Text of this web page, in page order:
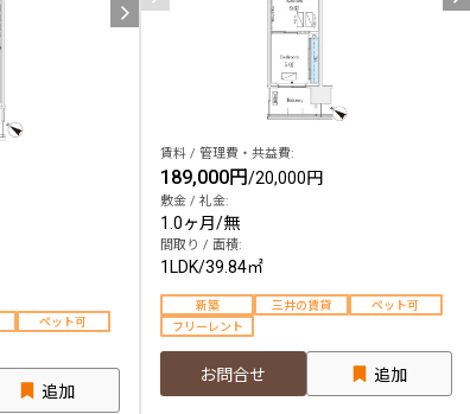
ペット可
追加
賃料 / 管理費・共益費:
189,000円/20,000円
敷金 / 礼金:
1.0ヶ月/無
間取り / 面積:
1LDK/39.84㎡
新築 三井の賃貸
ペット可
フリーレント
お問合せ 追加